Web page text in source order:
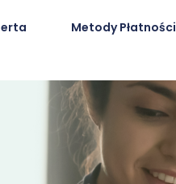
Metody Płatności